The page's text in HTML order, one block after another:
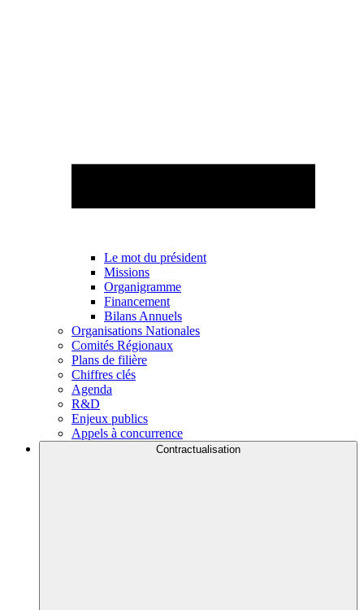
Le mot du président
Missions
Organigramme
Financement
Bilans Annuels
Organisations Nationales
Comités Régionaux
Plans de filière
Chiffres clés
Agenda
R&D
Enjeux publics
Appels à concurrence
Contractualisation